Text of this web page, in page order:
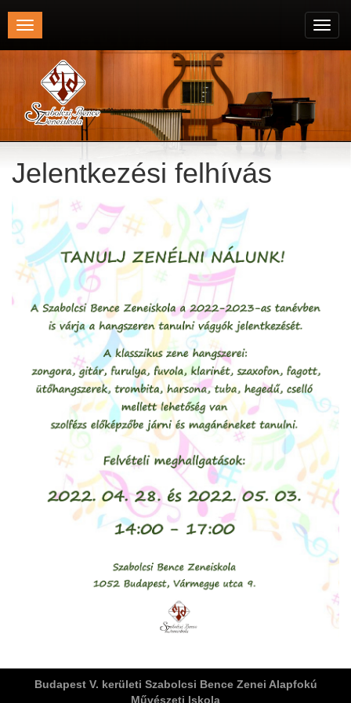
Toggle
navigation
Területi Válogatója
Jelentkezési felhívás
Budapest V. kerületi Szabolcsi Bence Zenei Alapfokú
Művészeti Iskola